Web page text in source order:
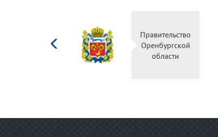
Министерство
культуры
Российской